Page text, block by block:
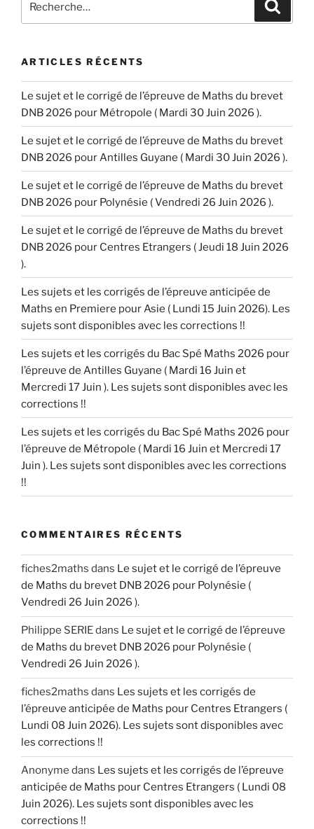
pour
ARTICLES RÉCENTS
Le sujet et le corrigé de l’épreuve de Maths du brevet
DNB 2026 pour Métropole ( Mardi 30 Juin 2026 ).
Le sujet et le corrigé de l’épreuve de Maths du brevet
DNB 2026 pour Antilles Guyane ( Mardi 30 Juin 2026 ).
Le sujet et le corrigé de l’épreuve de Maths du brevet
DNB 2026 pour Polynésie ( Vendredi 26 Juin 2026 ).
Le sujet et le corrigé de l’épreuve de Maths du brevet
DNB 2026 pour Centres Etrangers ( Jeudi 18 Juin 2026
).
Les sujets et les corrigés de l’épreuve anticipée de
Maths en Premiere pour Asie ( Lundi 15 Juin 2026). Les
sujets sont disponibles avec les corrections !!
Les sujets et les corrigés du Bac Spé Maths 2026 pour
l’épreuve de Antilles Guyane ( Mardi 16 Juin et
Mercredi 17 Juin ). Les sujets sont disponibles avec les
corrections !!
Les sujets et les corrigés du Bac Spé Maths 2026 pour
l’épreuve de Métropole ( Mardi 16 Juin et Mercredi 17
Juin ). Les sujets sont disponibles avec les corrections
!!
COMMENTAIRES RÉCENTS
fiches2maths dans Le sujet et le corrigé de l’épreuve
de Maths du brevet DNB 2026 pour Polynésie (
Vendredi 26 Juin 2026 ).
Philippe SERIEdans Le sujet et le corrigé de l’épreuve
de Maths du brevet DNB 2026 pour Polynésie (
Vendredi 26 Juin 2026 ).
fiches2maths dans Les sujets et les corrigés de
l’épreuve anticipée de Maths pour Centres Etrangers (
Lundi 08 Juin 2026). Les sujets sont disponibles avec
les corrections !!
Anonyme dans Les sujets et les corrigés de l’épreuve
anticipée de Maths pour Centres Etrangers ( Lundi 08
Juin 2026). Les sujets sont disponibles avec les
corrections !!